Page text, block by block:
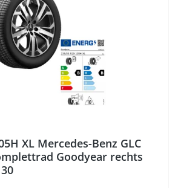
XL Mercedes-Benz GLC
Goodyear rechts